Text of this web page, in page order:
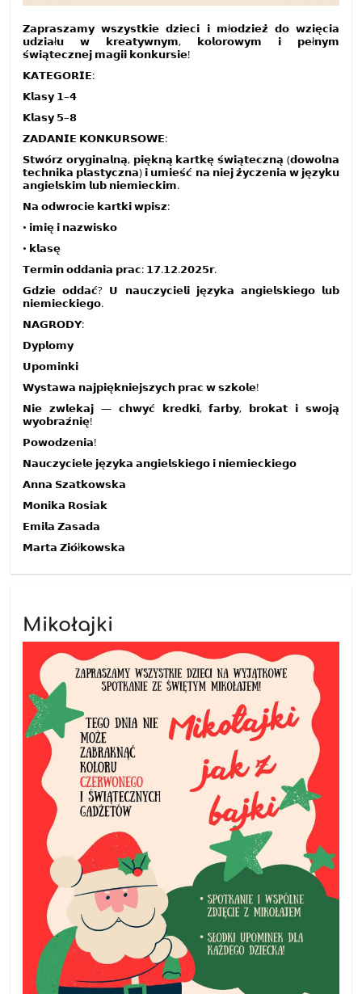
𝗭𝗮𝗽𝗿𝗮𝘀𝘇𝗮𝗺𝘆 𝘄𝘀𝘇𝘆𝘀𝘁𝗸𝗶𝗲 𝗱𝘇𝗶𝗲𝗰𝗶 𝗶 𝗺ł𝗼𝗱𝘇𝗶𝗲𝘇̇ 𝗱𝗼 𝘄𝘇𝗶𝗲̨𝗰𝗶𝗮
𝘂𝗱𝘇𝗶𝗮ł𝘂 𝘄 𝗸𝗿𝗲𝗮𝘁𝘆𝘄𝗻𝘆𝗺, 𝗸𝗼𝗹𝗼𝗿𝗼𝘄𝘆𝗺 𝗶 𝗽𝗲ł𝗻𝘆𝗺
𝘀́𝘄𝗶𝗮̨𝘁𝗲𝗰𝘇𝗻𝗲𝗷 𝗺𝗮𝗴𝗶𝗶 𝗸𝗼𝗻𝗸𝘂𝗿𝘀𝗶𝗲!
𝗞𝗔𝗧𝗘𝗚𝗢𝗥𝗜𝗘:
𝗞𝗹𝗮𝘀𝘆 𝟭–𝟰
𝗞𝗹𝗮𝘀𝘆 𝟱–𝟴
𝗭𝗔𝗗𝗔𝗡𝗜𝗘 𝗞𝗢𝗡𝗞𝗨𝗥𝗦𝗢𝗪𝗘:
𝗦𝘁𝘄𝗼́𝗿𝘇 𝗼𝗿𝘆𝗴𝗶𝗻𝗮𝗹𝗻𝗮̨, 𝗽𝗶𝗲̨𝗸𝗻𝗮̨ 𝗸𝗮𝗿𝘁𝗸𝗲̨ 𝘀́𝘄𝗶𝗮̨𝘁𝗲𝗰𝘇𝗻𝗮̨ (𝗱𝗼𝘄𝗼𝗹𝗻𝗮
𝘁𝗲𝗰𝗵𝗻𝗶𝗸𝗮 𝗽𝗹𝗮𝘀𝘁𝘆𝗰𝘇𝗻𝗮) 𝗶 𝘂𝗺𝗶𝗲𝘀́𝗰́ 𝗻𝗮 𝗻𝗶𝗲𝗷 𝘇̇𝘆𝗰𝘇𝗲𝗻𝗶𝗮 𝘄 𝗷𝗲̨𝘇𝘆𝗸𝘂
𝗮𝗻𝗴𝗶𝗲𝗹𝘀𝗸𝗶𝗺 𝗹𝘂𝗯 𝗻𝗶𝗲𝗺𝗶𝗲𝗰𝗸𝗶𝗺.
𝗡𝗮 𝗼𝗱𝘄𝗿𝗼𝗰𝗶𝗲 𝗸𝗮𝗿𝘁𝗸𝗶 𝘄𝗽𝗶𝘀𝘇:
• 𝗶𝗺𝗶𝗲̨ 𝗶 𝗻𝗮𝘇𝘄𝗶𝘀𝗸𝗼
• 𝗸𝗹𝗮𝘀𝗲̨
𝗧𝗲𝗿𝗺𝗶𝗻 𝗼𝗱𝗱𝗮𝗻𝗶𝗮 𝗽𝗿𝗮𝗰: 𝟭𝟳.𝟭𝟮.𝟮𝟬𝟮𝟱𝗿.
𝗚𝗱𝘇𝗶𝗲 𝗼𝗱𝗱𝗮𝗰́? 𝗨 𝗻𝗮𝘂𝗰𝘇𝘆𝗰𝗶𝗲𝗹𝗶 𝗷𝗲̨𝘇𝘆𝗸𝗮 𝗮𝗻𝗴𝗶𝗲𝗹𝘀𝗸𝗶𝗲𝗴𝗼 𝗹𝘂𝗯
𝗻𝗶𝗲𝗺𝗶𝗲𝗰𝗸𝗶𝗲𝗴𝗼.
𝗡𝗔𝗚𝗥𝗢𝗗𝗬:
𝗗𝘆𝗽𝗹𝗼𝗺𝘆
𝗨𝗽𝗼𝗺𝗶𝗻𝗸𝗶
𝗪𝘆𝘀𝘁𝗮𝘄𝗮 𝗻𝗮𝗷𝗽𝗶𝗲̨𝗸𝗻𝗶𝗲𝗷𝘀𝘇𝘆𝗰𝗵 𝗽𝗿𝗮𝗰 𝘄 𝘀𝘇𝗸𝗼𝗹𝗲!
𝗡𝗶𝗲 𝘇𝘄𝗹𝗲𝗸𝗮𝗷 — 𝗰𝗵𝘄𝘆𝗰́ 𝗸𝗿𝗲𝗱𝗸𝗶, 𝗳𝗮𝗿𝗯𝘆, 𝗯𝗿𝗼𝗸𝗮𝘁 𝗶 𝘀𝘄𝗼𝗷𝗮̨
𝘄𝘆𝗼𝗯𝗿𝗮𝘇́𝗻𝗶𝗲̨!
𝗣𝗼𝘄𝗼𝗱𝘇𝗲𝗻𝗶𝗮!
𝗡𝗮𝘂𝗰𝘇𝘆𝗰𝗶𝗲𝗹𝗲 𝗷𝗲̨𝘇𝘆𝗸𝗮 𝗮𝗻𝗴𝗶𝗲𝗹𝘀𝗸𝗶𝗲𝗴𝗼 𝗶 𝗻𝗶𝗲𝗺𝗶𝗲𝗰𝗸𝗶𝗲𝗴𝗼
𝗔𝗻𝗻𝗮 𝗦𝘇𝗮𝘁𝗸𝗼𝘄𝘀𝗸𝗮
𝗠𝗼𝗻𝗶𝗸𝗮 𝗥𝗼𝘀𝗶𝗮𝗸
𝗘𝗺𝗶𝗹𝗮 𝗭𝗮𝘀𝗮𝗱𝗮
𝗠𝗮𝗿𝘁𝗮 𝗭𝗶𝗼́ł𝗸𝗼𝘄𝘀𝗸𝗮
Mikołajki